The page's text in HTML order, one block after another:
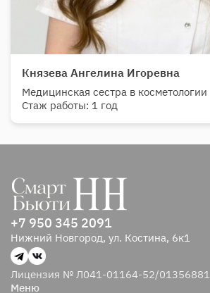
Князева Ангелина Игоревна
Медицинская сестра в косметологии
Стаж работы: 1 год
+7 950 345 2091
Нижний Новгород, ул. Костина, 6к1
Лицензия № Л041-01164-52/01356881
Меню